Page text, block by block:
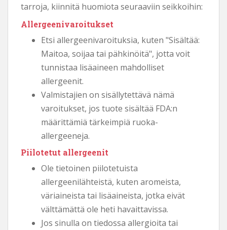
tarroja, kiinnitä huomiota seuraaviin seikkoihin:
Allergeenivaroitukset
Etsi allergeenivaroituksia, kuten "Sisältää:
Maitoa, soijaa tai pähkinöitä", jotta voit
tunnistaa lisäaineen mahdolliset
allergeenit.
Valmistajien on sisällytettävä nämä
varoitukset, jos tuote sisältää FDA:n
määrittämiä tärkeimpiä ruoka-
allergeeneja.
Piilotetut allergeenit
Ole tietoinen piilotetuista
allergeenilähteistä, kuten aromeista,
väriaineista tai lisäaineista, jotka eivät
välttämättä ole heti havaittavissa.
Jos sinulla on tiedossa allergioita tai